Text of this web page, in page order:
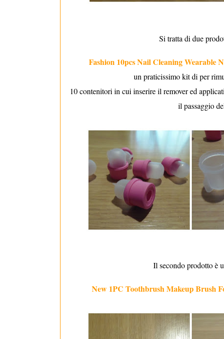
Si tratta di due
Fashion 10pcs Nail Cleaning Wearable
un praticissimo kit di per
10 contenitori in cui inserire il remover ed
il passaggio
Il secondo prodotto è
New 1PC Toothbrush Makeup Brush